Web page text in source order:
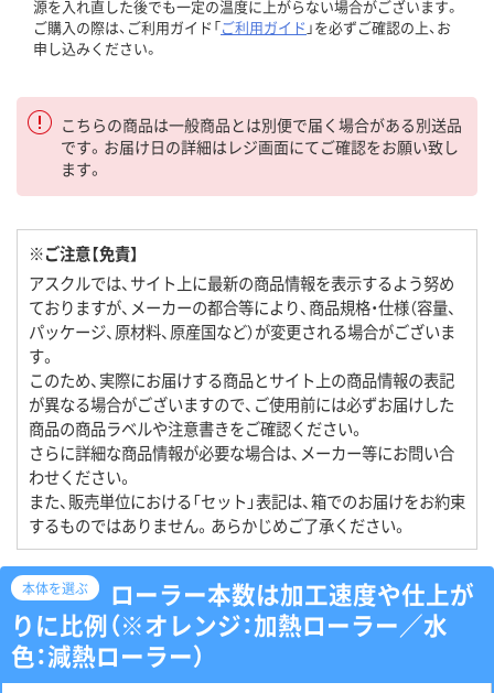
源を入れ直した後でも一定の温度に上がらない場合がございます。
ご購入の際は、ご利用ガイド「ご利用ガイド 」を必ずご確認の上、お
申し込みください。
こちらの商品は一般商品とは別便で届く場合がある別送品
です。お届け日の詳細はレジ画面にてご確認をお願い致し
ます。
※ご注意【免責】
アスクルでは、サイト上に最新の商品情報を表示するよう努め
ておりますが、メーカーの都合等により、商品規格・仕様（容量、
パッケージ、原材料、原産国など）が変更される場合がございま
す。
このため、実際にお届けする商品とサイト上の商品情報の表記
が異なる場合がございますので、ご使用前には必ずお届けした
商品の商品ラベルや注意書きをご確認ください。
さらに詳細な商品情報が必要な場合は、メーカー等にお問い合
わせください。
また、販売単位における「セット」表記は、箱でのお届けをお約束
するものではありません。あらかじめご了承ください。
本体を選ぶ
ローラー本数は加工速度や仕上が
りに比例（※オレンジ：加熱ローラー／水
色：減熱ローラー）